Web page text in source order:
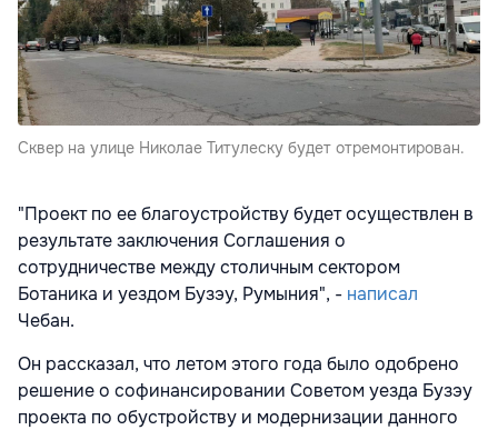
Сквер на улице Николае Титулеску будет отремонтирован.
"Проект по ее благоустройству будет осуществлен в
результате заключения Соглашения о
сотрудничестве между столичным сектором
Ботаника и уездом Бузэу, Румыния", - написал
Чебан.
Он рассказал, что летом этого года было одобрено
решение о софинансировании Советом уезда Бузэу
проекта по обустройству и модернизации данного